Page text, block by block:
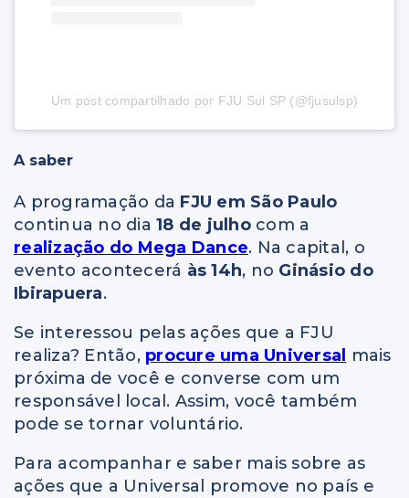
Um post compartilhado por FJU Sul SP (@fjusulsp)
A saber
A programação da FJU em São Paulo
continua no dia 18 de julhocom a
realização do Mega Dance. Na capital, o
evento acontecerá às 14h, no Ginásio do
Ibirapuera.
Se interessou pelas ações que a FJU
realiza? Então, procure uma Universal
mais
próxima de você e converse com um
responsável local. Assim, você também
pode se tornar voluntário.
Para acompanhar e saber mais sobre as
ações que a Universal promove no país e